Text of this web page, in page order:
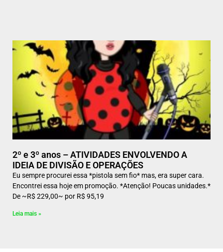
2º e 3º anos – ATIVIDADES ENVOLVENDO A
IDEIA DE DIVISÃO E OPERAÇÕES
Eu sempre procurei essa *pistola sem fio* mas, era super cara.
Encontrei essa hoje em promoção. *Atenção! Poucas unidades.*
De ~R$ 229,00~ por R$ 95,19
Leia mais »